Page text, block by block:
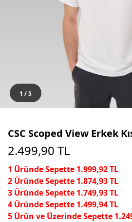
1 /5
CSC Scoped View Erkek
2.499,90 TL
1 Üründe Sepette 1.999,92 TL
2 Üründe Sepette 1.874,93 TL
3 Üründe Sepette 1.749,93 TL
4 Üründe Sepette 1.499,94 TL
5 Ürün ve Üzerinde Sepette